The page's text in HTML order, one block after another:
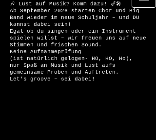
🎶 Lust auf Musik? Komm dazu! 🎷🎤
Ab September 2026 starten Chor und Big
Band wieder im neue Schuljahr – und DU
kannst dabei sein!
Egal ob du singen oder ein Instrument
spielen willst – wir freuen uns auf neue
Stimmen und frischen Sound.
Keine Aufnahmeprüfung
(ist natürlich gelogen- HO, HO, Ho),
nur Spaß an Musik und Lust aufs
gemeinsame Proben und Auftreten.
Let’s groove – sei dabei!